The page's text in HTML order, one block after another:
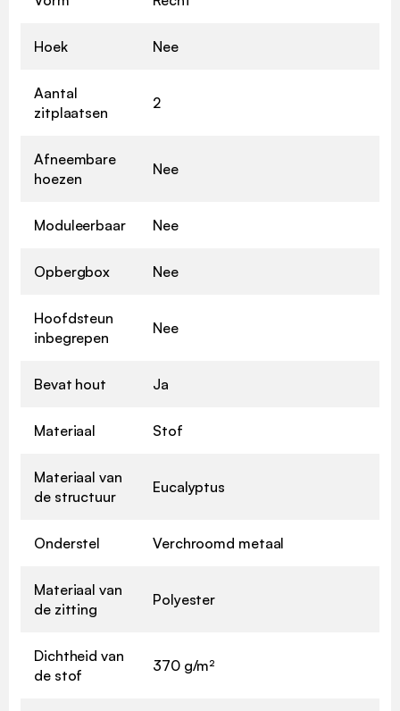
Hoek Nee
Aantal
zitplaatsen
2
Afneembare
hoezen
Nee
Moduleerbaar Nee
Opbergbox Nee
Hoofdsteun
inbegrepen
Nee
Bevat hout Ja
Materiaal Stof
Materiaal van
de structuur
Eucalyptus
Onderstel Verchroomd metaal
Materiaal van
de zitting
Polyester
Dichtheid van
de stof
370 g/m²